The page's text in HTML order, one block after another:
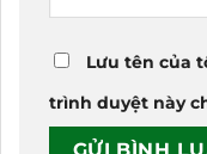
Lưu tên của
trình duyệt này